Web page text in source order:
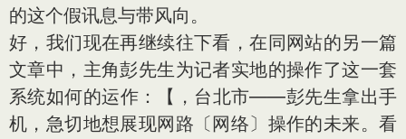
的这个假讯息与带风向。
好，我们现在再继续往下看，在同网站的另一篇
文章中，主角彭先生为记者实地的操作了这一套
系统如何的运作：【，台北市——彭先生拿出手
机，急切地想展现网路〔网络〕操作的未来。看